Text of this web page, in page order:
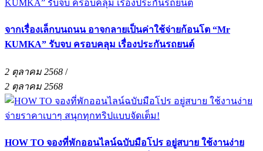
จากเรื่องเล็กบนถนน อาจกลายเป็นค่าใช้จ่ายก้อนโต “Mr
KUMKA” รับจบ ครอบคลุม เรื่องประกันรถยนต์
2 ตุลาคม 2568 /
2 ตุลาคม 2568
HOW TO จองที่พักออนไลน์ฉบับมือโปร อยู่สบาย ใช้งานง่าย